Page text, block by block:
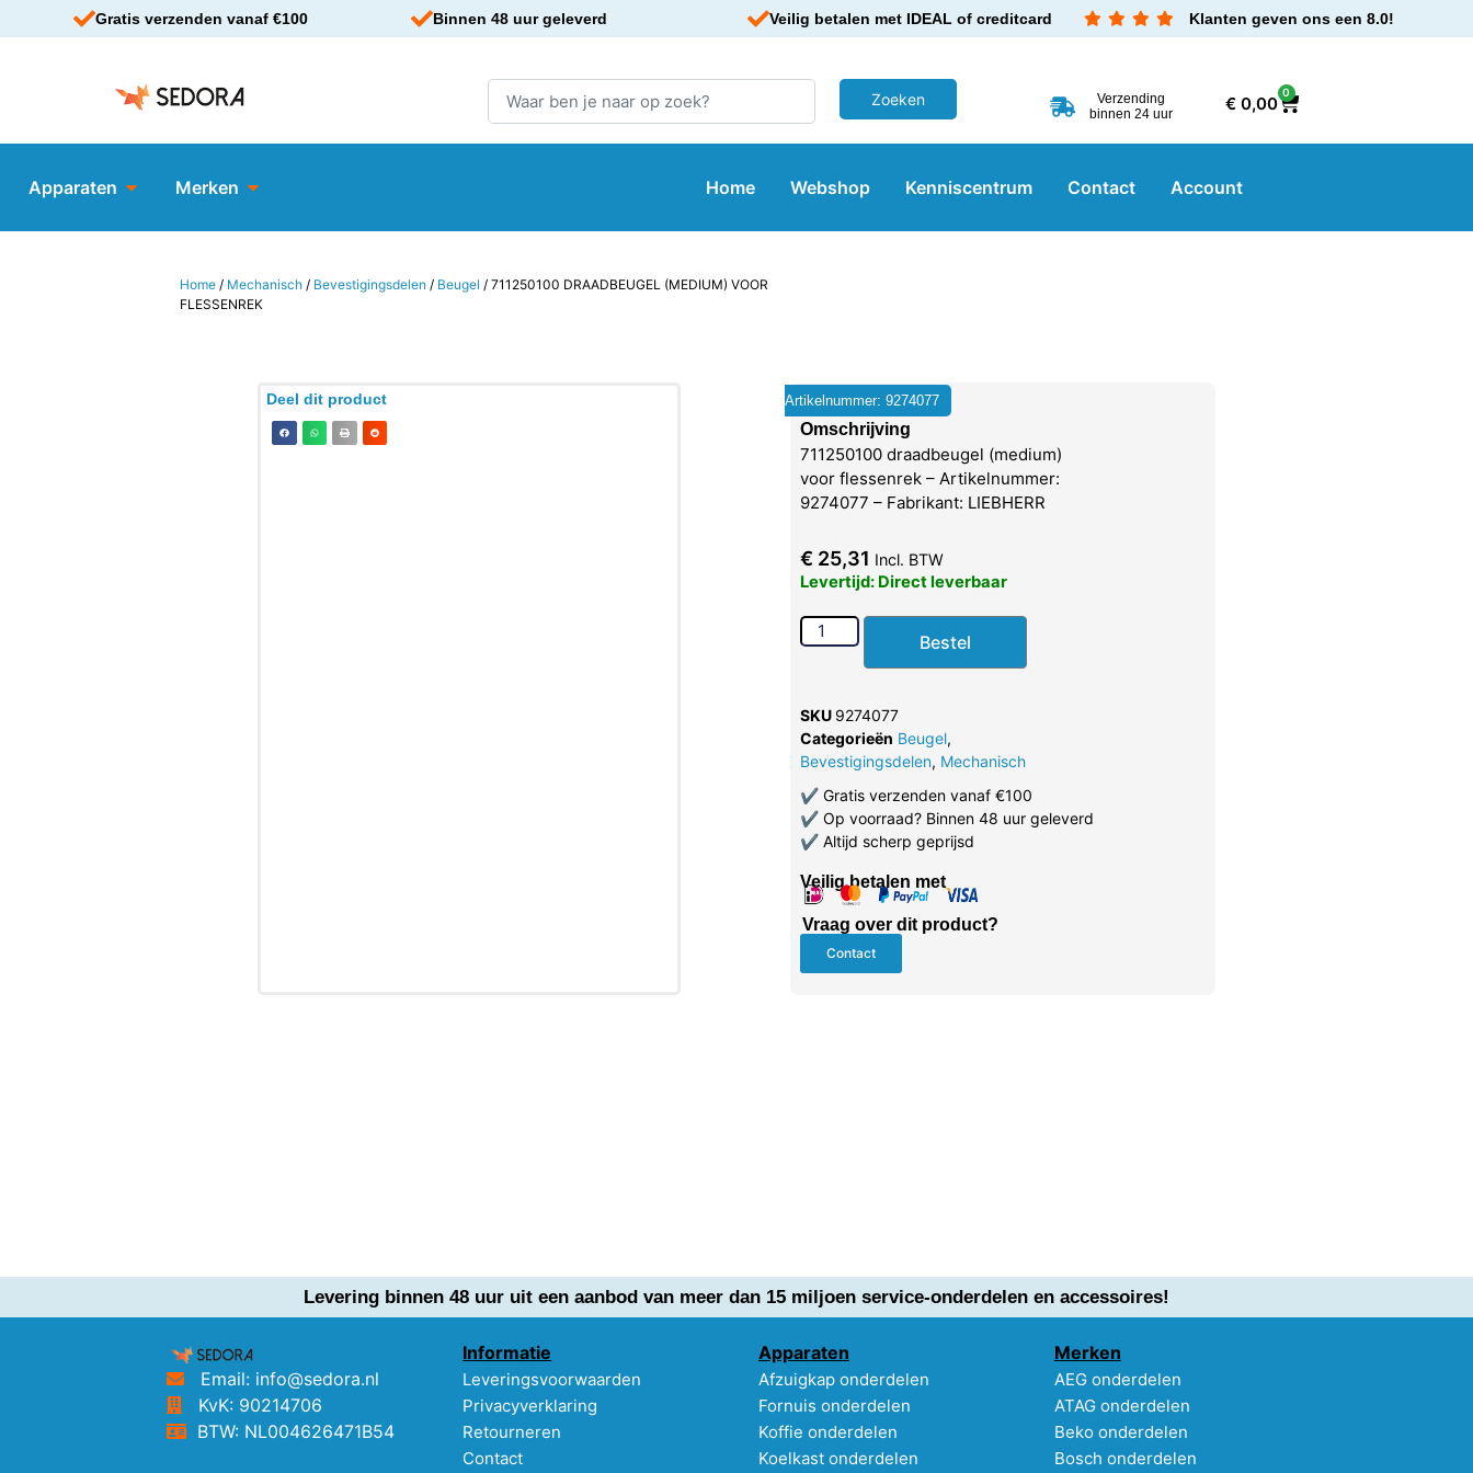
Gratis verzenden vanaf €100 Binnen 48 uur geleverd Veilig betalen met IDEAL of creditcard Klanten geven ons een 8.0!
Verzending
binnen 24 uur
€0,00
0
Apparaten Merken Home Webshop Kenniscentrum Contact Account
Home / Mechanisch / Bevestigingsdelen / Beugel / 711250100 DRAADBEUGEL (MEDIUM) VOOR
FLESSENREK
Deel dit product Artikelnummer: 9274077
Omschrijving
711250100 draadbeugel (medium)
voor flessenrek – Artikelnummer:
9274077 – Fabrikant: LIEBHERR
€ 25,31 Incl. BTW
Levertijd: Direct leverbaar
Bestel
SKU 9274077
Categorieën Beugel,
Bevestigingsdelen, Mechanisch
✔Gratis verzenden vanaf €100
✔Op voorraad? Binnen 48 uur geleverd
✔Altijd scherp geprijsd
Veilig betalen met
Vraag over dit product?
Contact
Levering binnen 48 uur uit een aanbod van meer dan 15 miljoen service-onderdelen en accessoires!
Email: info@sedora.nl
KvK: 90214706
BTW: NL004626471B54
Informatie
Leveringsvoorwaarden
Privacyverklaring
Retourneren
Contact
Apparaten
Afzuigkap onderdelen
Fornuis onderdelen
Koffie onderdelen
Koelkast onderdelen
Merken
AEG onderdelen
ATAG onderdelen
Beko onderdelen
Bosch onderdelen